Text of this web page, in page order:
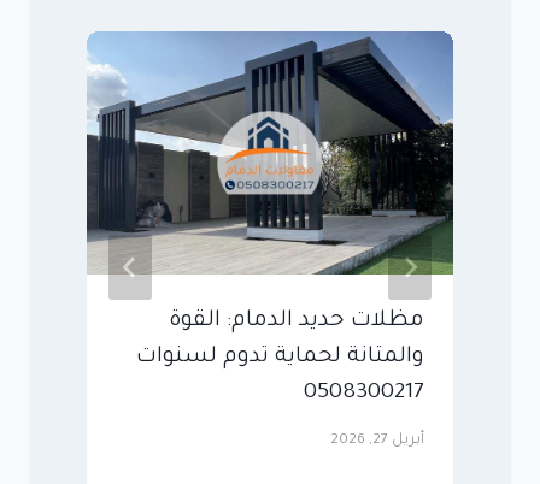
مظلات حديد الدمام: القوة
والمتانة لحماية تدوم لسنوات
0508300217
أبريل 27, 2026